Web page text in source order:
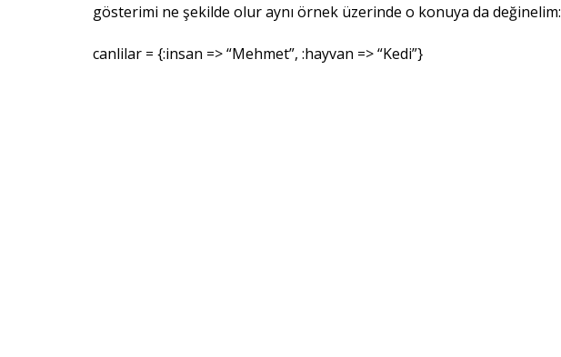
gösterimi ne şekilde olur aynı örnek üzerinde o konuya da değinelim:
canlilar = {:insan => “Mehmet”, :hayvan => “Kedi”}